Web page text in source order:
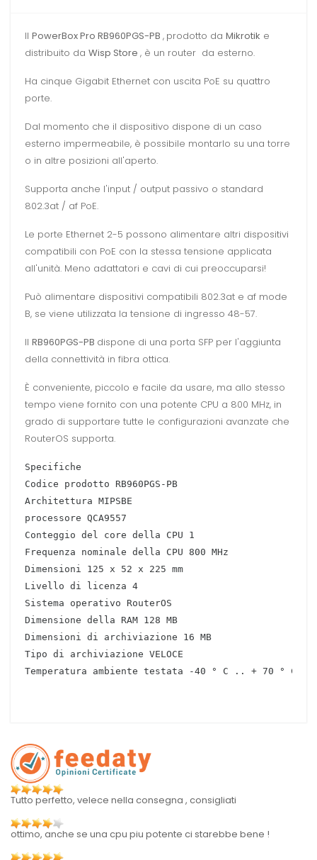
Il PowerBox Pro RB960PGS-PB , prodotto da Mikrotik e
distribuito da Wisp Store , è un router da esterno.
Ha cinque Gigabit Ethernet con uscita PoE su quattro
porte.
Dal momento che il dispositivo dispone di un caso
esterno impermeabile, è possibile montarlo su una torre
o in altre posizioni all'aperto.
Supporta anche l'input / output passivo o standard
802.3at / af PoE.
Le porte Ethernet 2-5 possono alimentare altri dispositivi
compatibili con PoE con la stessa tensione applicata
all'unità. Meno adattatori e cavi di cui preoccuparsi!
Può alimentare dispositivi compatibili 802.3at e af mode
B, se viene utilizzata la tensione di ingresso 48-57.
Il RB960PGS-PB dispone di una porta SFP per l'aggiunta
della connettività in fibra ottica.
È conveniente, piccolo e facile da usare, ma allo stesso
tempo viene fornito con una potente CPU a 800 MHz, in
grado di supportare tutte le configurazioni avanzate che
RouterOS supporta.
Specifiche
Codice prodotto RB960PGS-PB
Architettura MIPSBE
processore QCA9557
Conteggio del core della CPU 1
Frequenza nominale della CPU 800 MHz
Dimensioni 125 x 52 x 225 mm
Livello di licenza 4
Sistema operativo RouterOS
Dimensione della RAM 128 MB
Dimensioni di archiviazione 16 MB
Tipo di archiviazione VELOCE
Temperatura ambiente testata -40 ° C .. + 70 ° C
Tutto perfetto, velece nella consegna , consigliati
ottimo, anche se una cpu piu potente ci starebbe bene !